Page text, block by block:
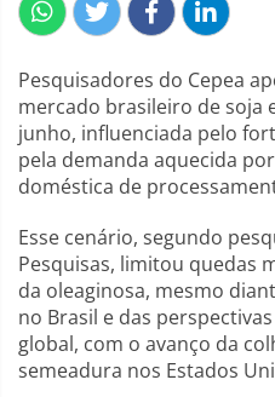
Pesquisadores do Cepea
mercado brasileiro de soja
junho, influenciada pelo
pela demanda aquecida
doméstica de
Esse cenário, segundo
Pesquisas, limitou quedas
da oleaginosa, mesmo
no Brasil e das
global, com o avanço da
semeadura nos Estados